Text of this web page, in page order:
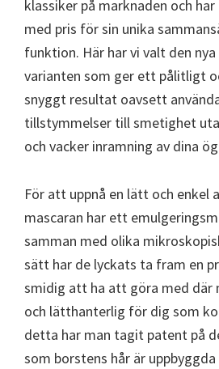
klassiker på marknaden och
med pris för sin unika
funktion. Här har vi valt den
varianten som ger ett pålitligt
snyggt resultat oavsett
tillstymmelser till smetighet
och vacker inramning av dina
För att uppnå en lätt och enkel
mascaran har ett
samman med olika
sätt har de lyckats ta fram en
smidig att ha att göra med där
och lätthanterlig för dig som
detta har man tagit patent på
som borstens hår är